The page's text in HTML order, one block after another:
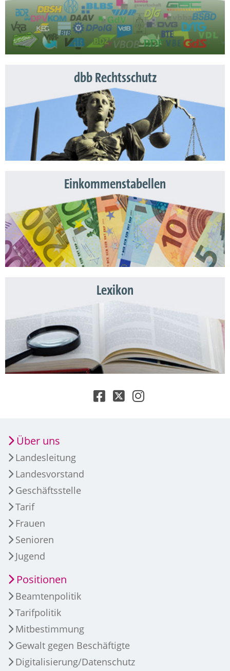
dbb Rechtsschutz
Einkommenstabellen
Lexikon
Über uns
Landesleitung
Landesvorstand
Geschäftsstelle
Tarif
Frauen
Senioren
Jugend
Positionen
Beamtenpolitik
Tarifpolitik
Mitbestimmung
Gewalt gegen Beschäftigte
Digitalisierung/Datenschutz